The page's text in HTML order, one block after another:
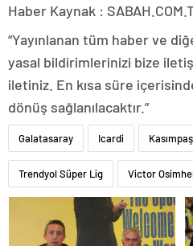
Haber Kaynak :
“Yayınlanan tüm haber ve
yasal bildirimlerinizi bize
iletiniz. En kısa süre
dönüş sağlanılacaktır.”
Galatasaray Icardi
Trendyol Süper Lig Victor